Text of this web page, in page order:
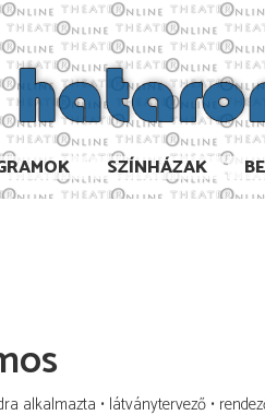
SZÍNHÁZAK
alkalmazta látványtervező